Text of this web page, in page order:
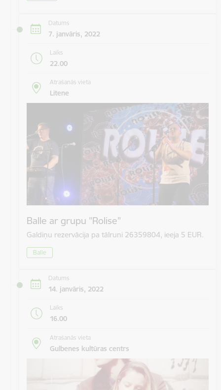
Datums
7. janvāris, 2022
Laiks
22.00
Atrašanās vieta
Litene
Balle ar grupu "Rolise"
Galdiņu rezervācija pa tālruni 26359804, ieeja 5 EUR.
Balle
Datums
14. janvāris, 2022
Laiks
16.00
Atrašanās vieta
Gulbenes kultūras centrs